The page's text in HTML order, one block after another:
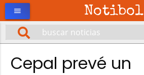
Notibol
menu
Cepal prevé un